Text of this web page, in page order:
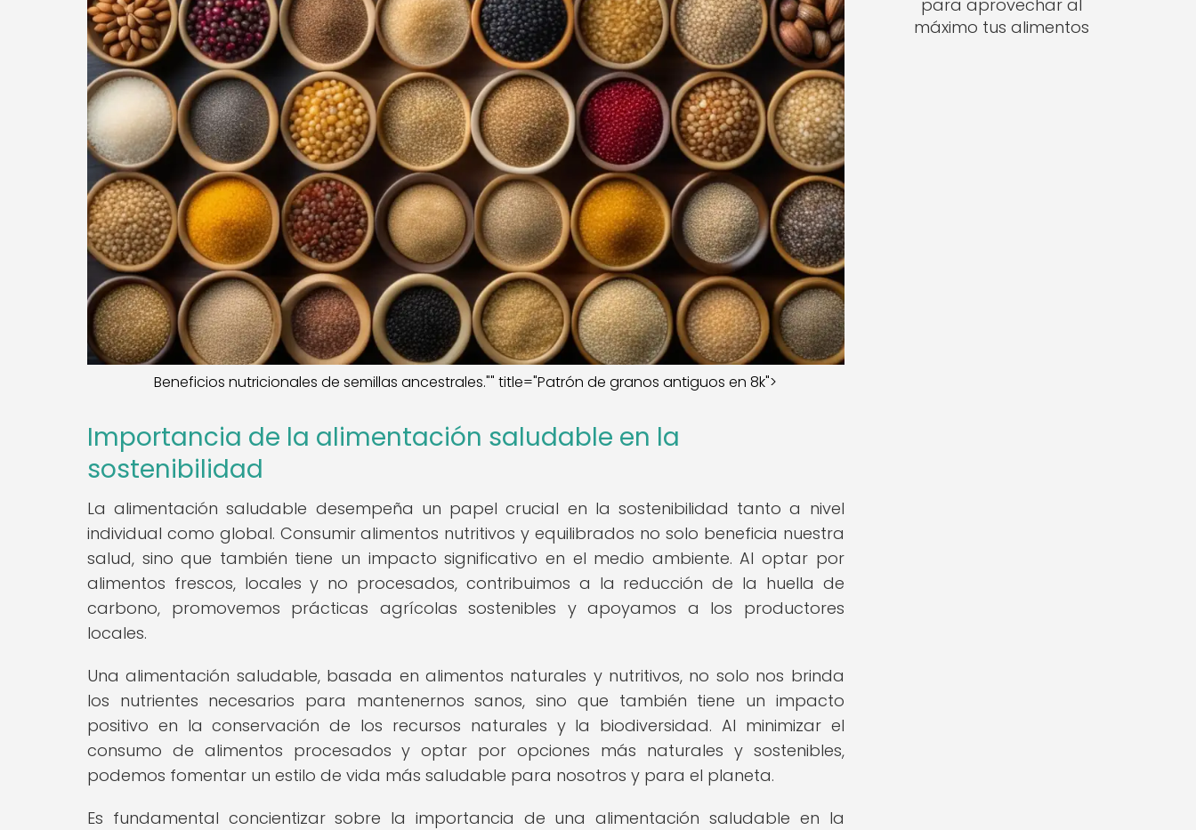
Beneficios nutricionales de semillas ancestrales."" title="Patrón de granos antiguos en 8k">
Importancia de la alimentación saludable en la
sostenibilidad
La alimentación saludable desempeña un papel crucial en la sostenibilidad tanto a nivel
individual como global. Consumir alimentos nutritivos y equilibrados no solo beneficia nuestra
salud, sino que también tiene un impacto significativo en el medio ambiente. Al optar por
alimentos frescos, locales y no procesados, contribuimos a la reducción de la huella de
carbono, promovemos prácticas agrícolas sostenibles y apoyamos a los productores
locales.
Una alimentación saludable, basada en alimentos naturales y nutritivos, no solo nos brinda
los nutrientes necesarios para mantenernos sanos, sino que también tiene un impacto
positivo en la conservación de los recursos naturales y la biodiversidad. Al minimizar el
consumo de alimentos procesados y optar por opciones más naturales y sostenibles,
podemos fomentar un estilo de vida más saludable para nosotros y para el planeta.
Es fundamental concientizar sobre la importancia de una alimentación saludable en la
para aprovechar al
máximo tus alimentos